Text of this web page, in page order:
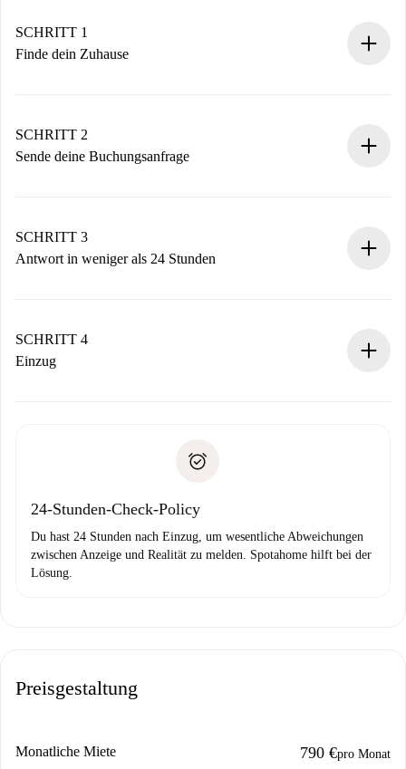
SCHRITT 1
Finde dein Zuhause
Du erhältst alle notwendigen Informationen im Voraus.
SCHRITT 2
Sende deine Buchungsanfrage
Denk daran, dass wir dich erst belasten, wenn der
Vermieter zustimmt.
SCHRITT 3
Antwort in weniger als 24 Stunden
stellen den Kontakt her.
Wenn der Vermieter ablehnen muss, entstehen keine
SCHRITT 4
Einzug
24-Stunden-Check-Policy
Du hast 24 Stunden nach Einzug, um wesentliche Abweichungen
zwischen Anzeige und Realität zu melden. Spotahome hilft bei der
Lösung.
Preisgestaltung
Monatliche Miete 790 €pro Monat